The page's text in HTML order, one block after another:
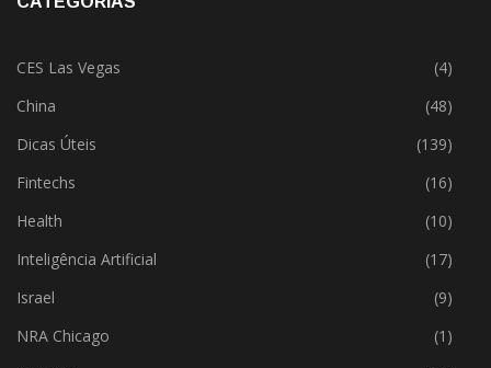
(48)
(139)
(16)
(10)
(17)
Israel
(9)
(1)
(32)